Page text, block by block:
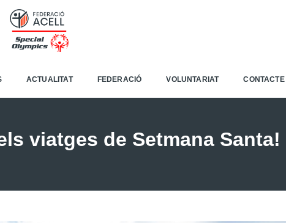
ACTUALITAT FEDERACIÓ VOLUNTARIAT CONTACTE
viatges de Setmana Santa!